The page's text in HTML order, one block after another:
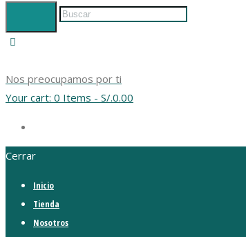
Nos preocupamos por ti
Your cart: 0 Items - S/.0.00
Cerrar
Inicio
Tienda
Nosotros